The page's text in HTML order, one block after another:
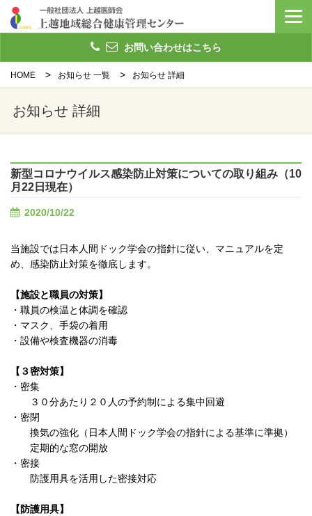
お問い合わせはこちら
HOME お知らせ 一覧 お知らせ 詳細
お知らせ 詳細
新型コロナウイルス感染防止対策についての取り組み（10
月22日現在）
2020/10/22
当施設では日本人間ドック学会の指針に従い、マニュアルを定
め、感染防止対策を徹底します。
【施設と職員の対策】
・職員の検温と体調を確認
・マスク、手袋の着用
・設備や検査機器の消毒
【３密対策】
・密集
３０分あたり２０人の予約制による集中回避
・密閉
換気の強化（日本人間ドック学会の指針による基準に準拠）
定期的な窓の開放
・密接
防護用具を活用した密接対応
【防護用具】